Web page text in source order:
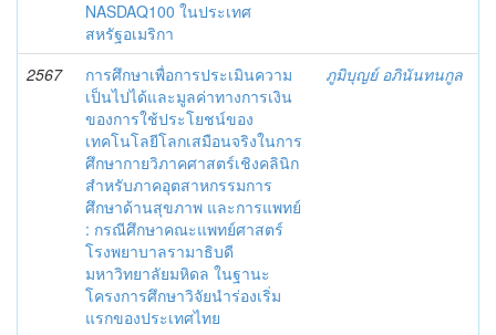
NASDAQ100 ในประเทศ
สหรัฐอเมริกา
2567
การศึกษาเพื่อการประเมินความ
เป็นไปได้และมูลค่าทางการเงิน
ของการใช้ประโยชน์ของ
เทคโนโลยีโลกเสมือนจริงในการ
ศึกษากายวิภาคศาสตร์เชิงคลินิก
สําหรับภาคอุตสาหกรรมการ
ศึกษาด้านสุขภาพ และการแพทย์
: กรณีศึกษาคณะแพทย์ศาสตร์
โรงพยาบาลรามาธิบดี
มหาวิทยาลัยมหิดล ในฐานะ
โครงการศึกษาวิจัยนําร่องเริ่ม
แรกของประเทศไทย
ภูมิบุญย์ อภินันทนกูล